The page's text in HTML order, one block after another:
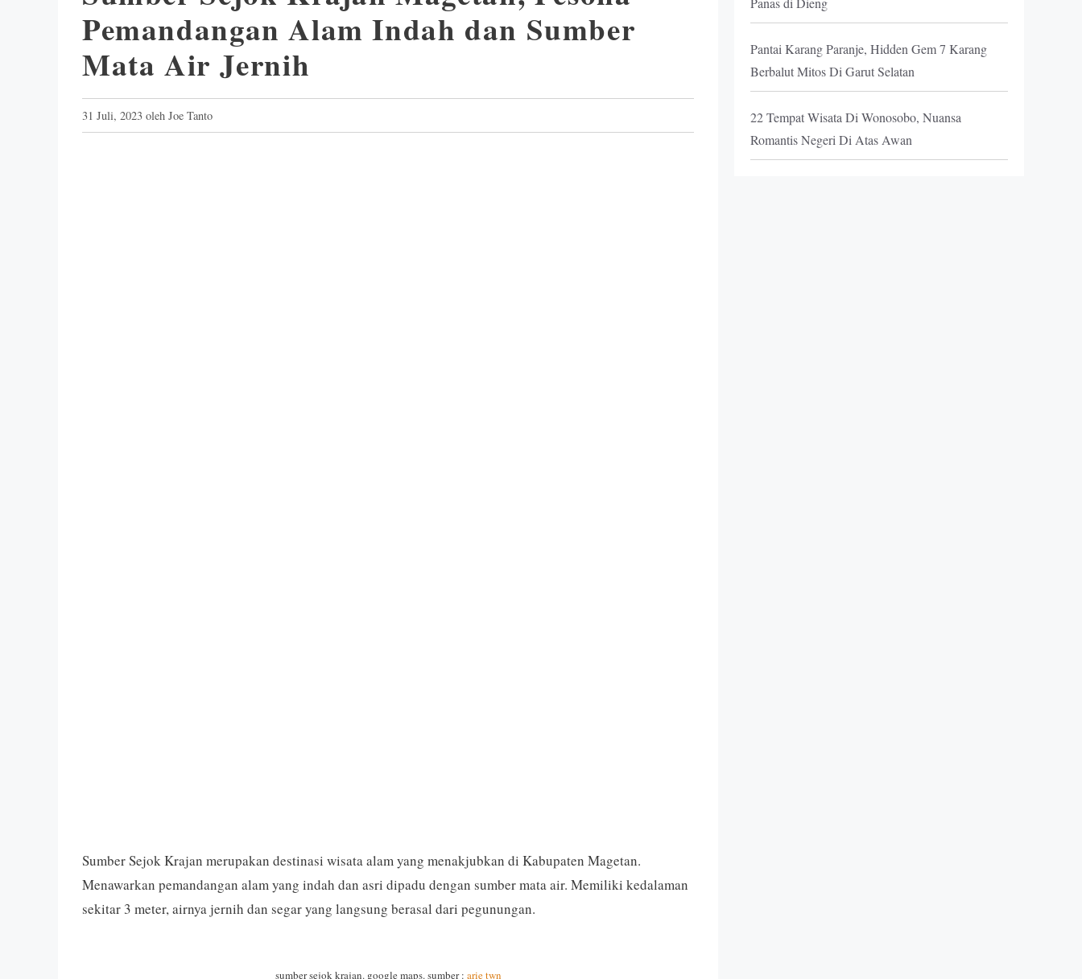
Pemandangan Alam Indah dan Sumber
Mata Air Jernih
31 Juli, 2023 oleh Joe Tanto
Sumber Sejok Krajan merupakan destinasi wisata alam yang menakjubkan di Kabupaten Magetan.
Menawarkan pemandangan alam yang indah dan asri dipadu dengan sumber mata air. Memiliki kedalaman
sekitar 3 meter, airnya jernih dan segar yang langsung berasal dari pegunungan.
sumber sejok krajan. google maps. sumber : arie twn
Pantai Karang Paranje, Hidden Gem 7 Karang
Berbalut Mitos Di Garut Selatan
22 Tempat Wisata Di Wonosobo, Nuansa
Romantis Negeri Di Atas Awan